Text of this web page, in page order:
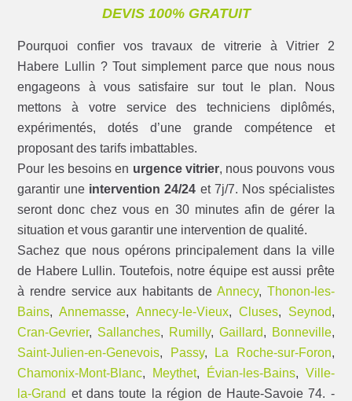
DEVIS 100% GRATUIT
Pourquoi confier vos travaux de vitrerie à Vitrier 2
Habere Lullin ? Tout simplement parce que nous nous
engageons à vous satisfaire sur tout le plan. Nous
mettons à votre service des techniciens diplômés,
expérimentés, dotés d’une grande compétence et
proposant des tarifs imbattables.
Pour les besoins en urgence vitrier, nous pouvons vous
garantir une intervention 24/24 et 7j/7. Nos spécialistes
seront donc chez vous en 30 minutes afin de gérer la
situation et vous garantir une intervention de qualité.
Sachez que nous opérons principalement dans la ville
de Habere Lullin. Toutefois, notre équipe est aussi prête
à rendre service aux habitants de Annecy, Thonon-les-
Bains,Annemasse, Annecy-le-Vieux, Cluses, Seynod,
Cran-Gevrier, Sallanches, Rumilly, Gaillard, Bonneville,
Saint-Julien-en-Genevois, Passy, La Roche-sur-Foron,
Chamonix-Mont-Blanc, Meythet, Évian-les-Bains, Ville-
la-Grand et dans toute la région de Haute-Savoie 74. -